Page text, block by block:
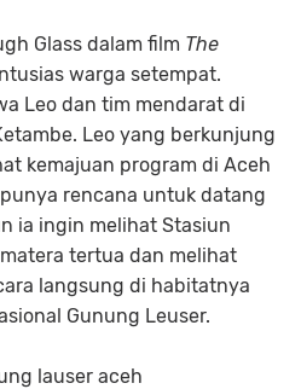
Glass dalam film The
warga setempat.
Leo dan tim mendarat di
Leo yang berkunjung
kemajuan program di Aceh
rencana untuk datang
ia ingin melihat Stasiun
tertua dan melihat
langsung di habitatnya
Gunung Leuser.